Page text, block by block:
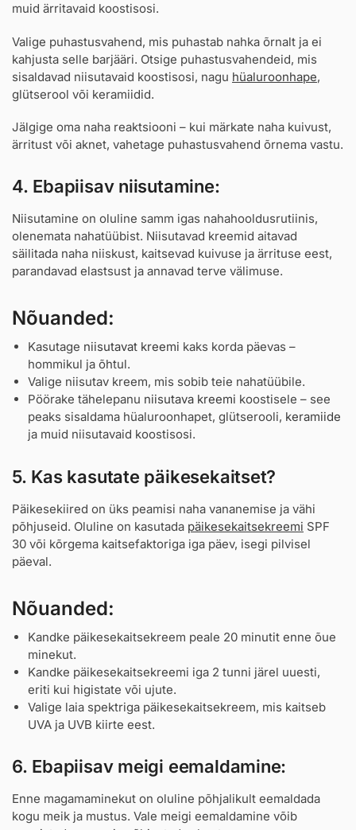
muid ärritavaid koostisosi.
Valige puhastusvahend, mis puhastab nahka õrnalt ja ei
kahjusta selle barjääri. Otsige puhastusvahendeid, mis
sisaldavad niisutavaid koostisosi, nagu hüaluroonhape,
glütserool või keramiidid.
Jälgige oma naha reaktsiooni – kui märkate naha kuivust,
ärritust või aknet, vahetage puhastusvahend õrnema vastu.
4. Ebapiisav niisutamine:
Niisutamine on oluline samm igas nahahooldusrutiinis,
olenemata nahatüübist. Niisutavad kreemid aitavad
säilitada naha niiskust, kaitsevad kuivuse ja ärrituse eest,
parandavad elastsust ja annavad terve välimuse.
Nõuanded:
Kasutage niisutavat kreemi kaks korda päevas –
hommikul ja õhtul.
Valige niisutav kreem, mis sobib teie nahatüübile.
Pöörake tähelepanu niisutava kreemi koostisele – see
peaks sisaldama hüaluroonhapet, glütserooli, keramiide
ja muid niisutavaid koostisosi.
5. Kas kasutate päikesekaitset?
Päikesekiired on üks peamisi naha vananemise ja vähi
põhjuseid. Oluline on kasutada päikesekaitsekreemi SPF
30 või kõrgema kaitsefaktoriga iga päev, isegi pilvisel
päeval.
Nõuanded:
Kandke päikesekaitsekreem peale 20 minutit enne õue
minekut.
Kandke päikesekaitsekreemi iga 2 tunni järel uuesti,
eriti kui higistate või ujute.
Valige laia spektriga päikesekaitsekreem, mis kaitseb
UVA ja UVB kiirte eest.
6. Ebapiisav meigi eemaldamine:
Enne magamaminekut on oluline põhjalikult eemaldada
kogu meik ja mustus. Vale meigi eemaldamine võib